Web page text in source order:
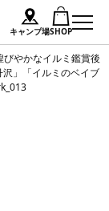
キャンプ場SHOP
びやかなイルミ鑑賞後
」「イルミのベイブ